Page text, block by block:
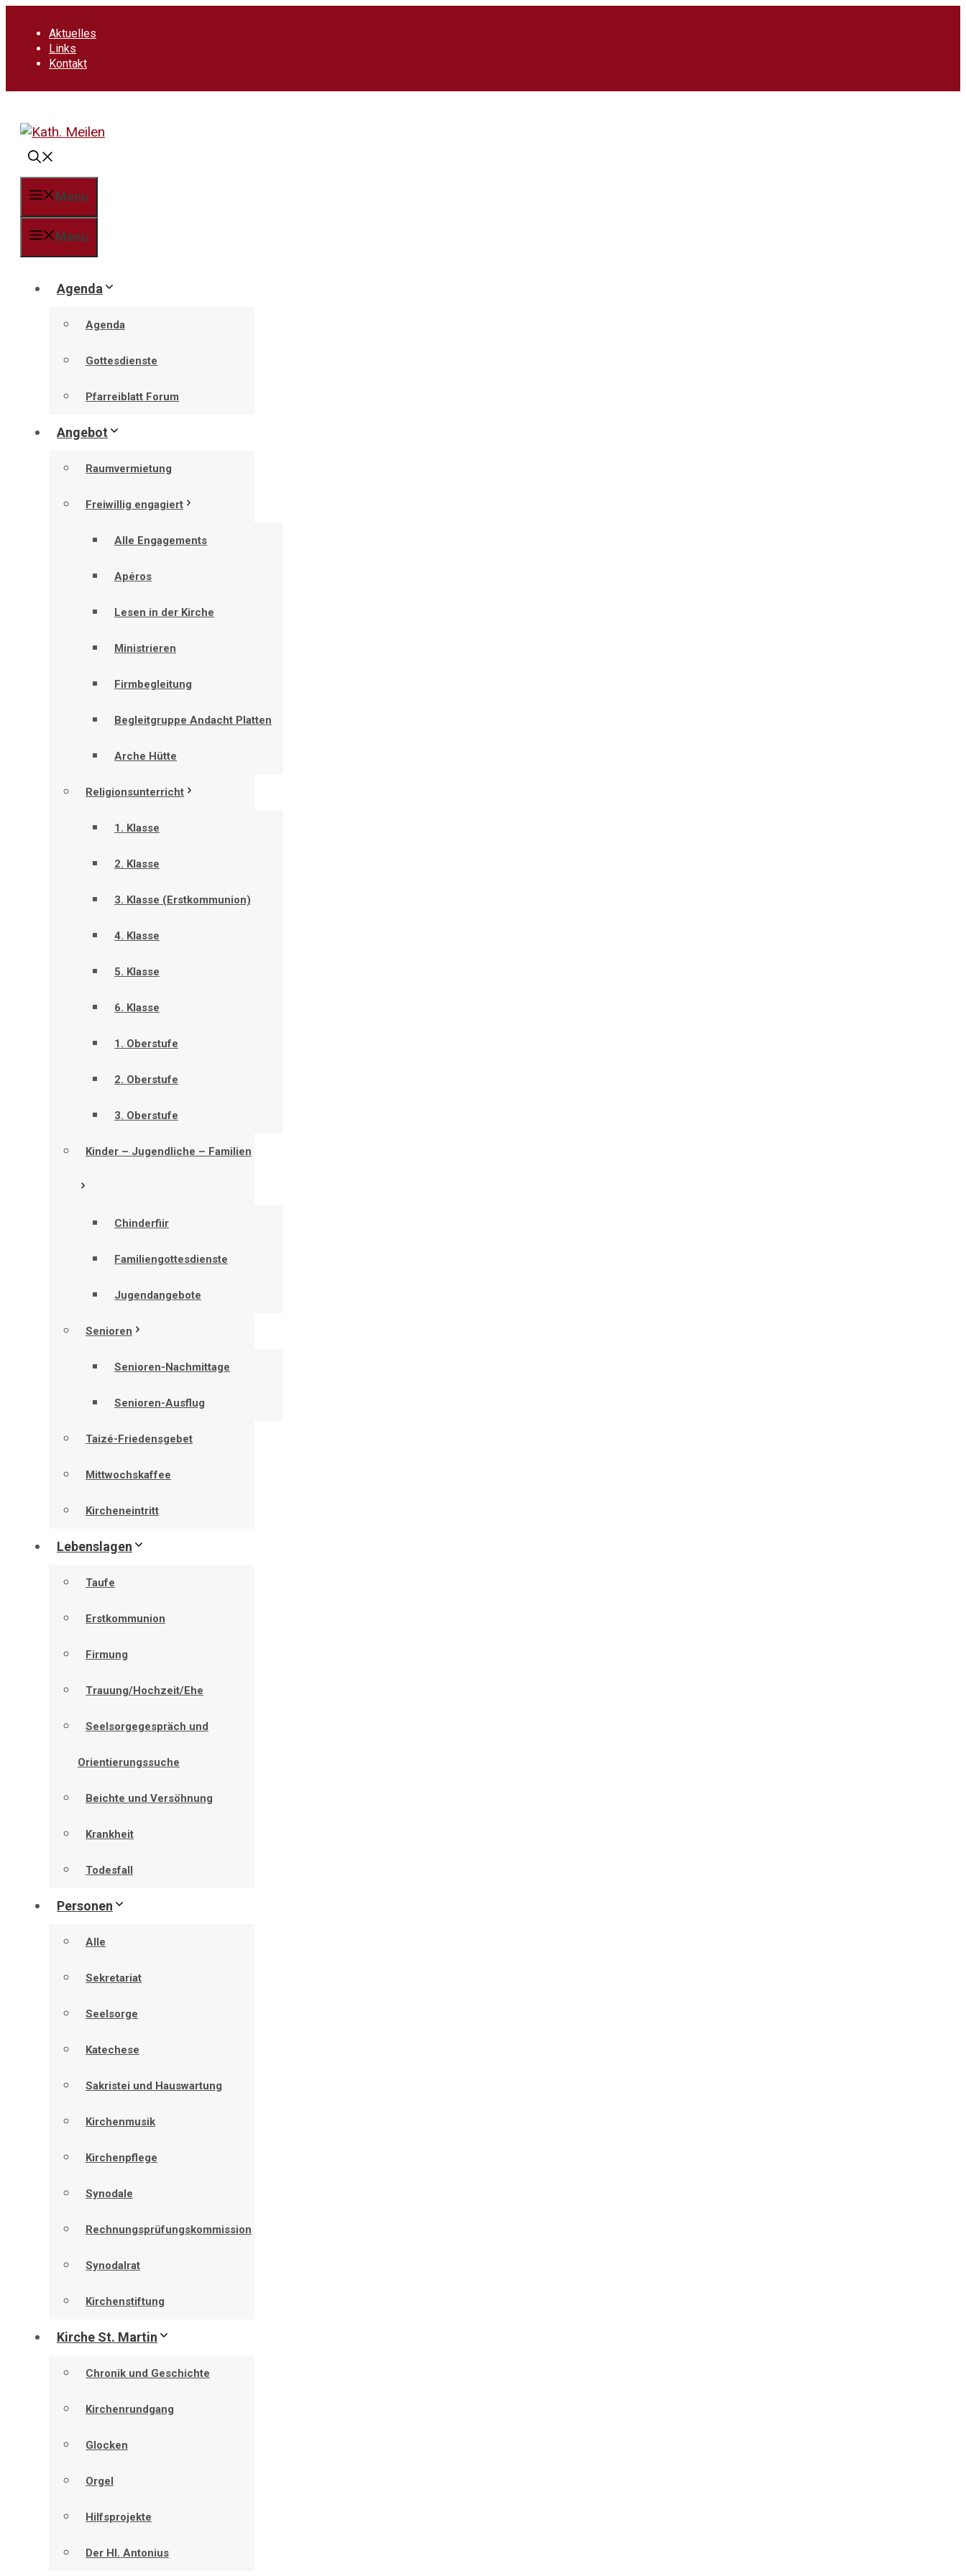
Inhalt
Aktuelles
Links
Kontakt
Menu
Menu
Agenda
Agenda
Gottesdienste
Pfarreiblatt Forum
Angebot
Raumvermietung
Freiwillig engagiert
Alle Engagements
Apéros
Lesen in der Kirche
Ministrieren
Firmbegleitung
Begleitgruppe Andacht Platten
Arche Hütte
Religionsunterricht
1. Klasse
2. Klasse
3. Klasse (Erstkommunion)
4. Klasse
5. Klasse
6. Klasse
1. Oberstufe
2. Oberstufe
3. Oberstufe
Kinder – Jugendliche – Familien
Chinderfiir
Familiengottesdienste
Jugendangebote
Senioren
Senioren-Nachmittage
Senioren-Ausflug
Taizé-Friedensgebet
Mittwochskaffee
Kircheneintritt
Lebenslagen
Taufe
Erstkommunion
Firmung
Trauung/Hochzeit/Ehe
Seelsorgegespräch und
Orientierungssuche
Beichte und Versöhnung
Krankheit
Todesfall
Personen
Alle
Sekretariat
Seelsorge
Katechese
Sakristei und Hauswartung
Kirchenmusik
Kirchenpflege
Synodale
Rechnungsprüfungskommission
Synodalrat
Kirchenstiftung
Kirche St. Martin
Chronik und Geschichte
Kirchenrundgang
Glocken
Orgel
Hilfsprojekte
Der Hl. Antonius